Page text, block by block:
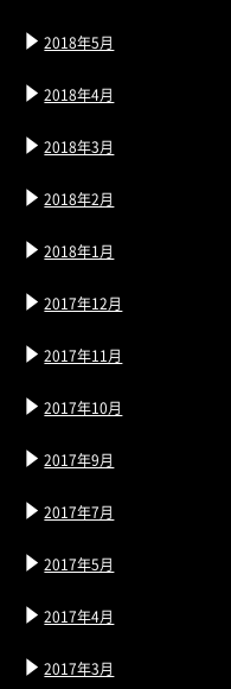
2018年5月
2018年4月
2018年3月
2018年2月
2018年1月
2017年12月
2017年11月
2017年10月
2017年9月
2017年7月
2017年5月
2017年4月
2017年3月